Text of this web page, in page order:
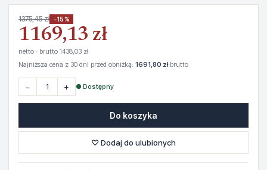
1375,45 zł −15%
1169,13 zł
netto · brutto 1438,03 zł
Najniższa cena z 30 dni przed obniżką: 1691,80 złbrutto
− + ● Dostępny
Do koszyka
♡ Dodaj do ulubionych